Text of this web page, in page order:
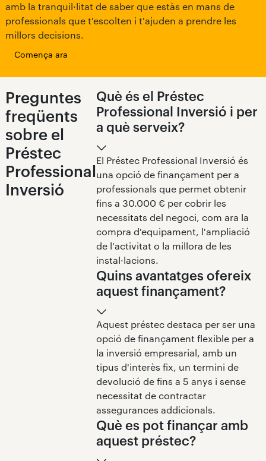
signatura del contracte davant notari.
4. Ingrés
Ben aviat, disposaràs de l'import sol·licitat al teu
amb la tranquil·litat de saber que estàs en mans de
professionals que t'escolten i t'ajuden a prendre les
millors decisions.
Comença ara
Preguntes
freqüents
sobre el
Préstec
Professional
Inversió
Què és el Préstec
Professional Inversió i per
a què serveix?
El Préstec Professional Inversió és
una opció de finançament per a
professionals que permet obtenir
fins a 30.000 € per cobrir les
necessitats del negoci, com ara la
compra d'equipament, l'ampliació
de l'activitat o la millora de les
instal·lacions.
Quins avantatges ofereix
aquest finançament?
Aquest préstec destaca per ser una
opció de finançament flexible per a
la inversió empresarial, amb un
tipus d'interès fix, un termini de
devolució de fins a 5 anys i sense
necessitat de contractar
assegurances addicionals.
Què es pot finançar amb
aquest préstec?